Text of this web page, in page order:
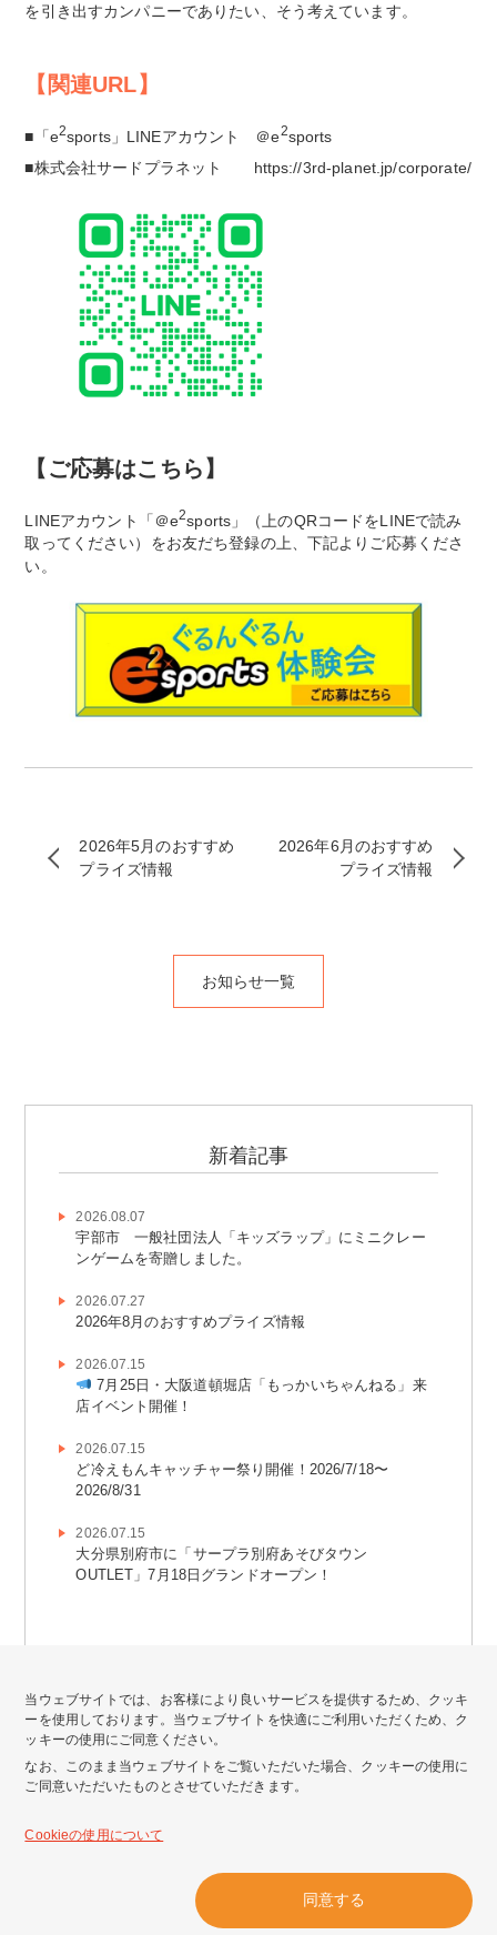
当ウェブサイトでは、お客様により良いサービスを提供するため、クッキ
ーを使用しております。当ウェブサイトを快適にご利用いただくため、ク
ッキーの使用にご同意ください。
なお、このまま当ウェブサイトをご覧いただいた場合、クッキーの使用に
ご同意いただいたものとさせていただきます。
Cookieの使用について
同意する
を引き出すカンパニーでありたい、そう考えています。
【関連URL】
■「e2sports」LINEアカウント ＠e2sports
■株式会社サードプラネット https://3rd-planet.jp/corporate/
【ご応募はこちら】
LINEアカウント「＠e2sports」（上のQRコードをLINEで読み
取ってください）をお友だち登録の上、下記よりご応募くださ
い。
2026年5月のおすすめ
プライズ情報
2026年6月のおすすめ
プライズ情報
お知らせ一覧
新着記事
2026.08.07
宇部市 一般社団法人「キッズラップ」にミニクレー
ンゲームを寄贈しました。
2026.07.27
2026年8月のおすすめプライズ情報
2026.07.15
7月25日・大阪道頓堀店「もっかいちゃんねる」来
店イベント開催！
2026.07.15
ど冷えもんキャッチャー祭り開催！2026/7/18〜
2026/8/31
2026.07.15
大分県別府市に「サープラ別府あそびタウン
OUTLET」7月18日グランドオープン！
会社情報
カスタマーハラスメントに対する基本方針
サイトマップ